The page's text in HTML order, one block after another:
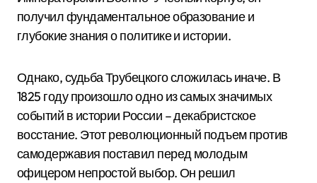
получил фундаментальное образование и
глубокие знания о политике и истории.
Однако, судьба Трубецкого сложилась иначе. В
1825 году произошло одно из самых значимых
событий в истории России – декабристское
восстание. Этот революционный подъем против
самодержавия поставил перед молодым
офицером непростой выбор. Он решил